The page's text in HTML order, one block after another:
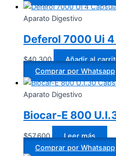
Aparato Digestivo
Deferol 7000 Ui
$40.300
Añadir al
Comprar por Whatsapp
Aparato Digestivo
Biocar-E 800
$57.600
Leer más
Comprar por Whatsapp